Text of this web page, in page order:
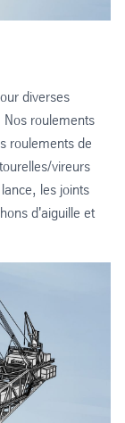
diverses
Nos roulements
roulements de
vireurs
les joints
d'aiguille et